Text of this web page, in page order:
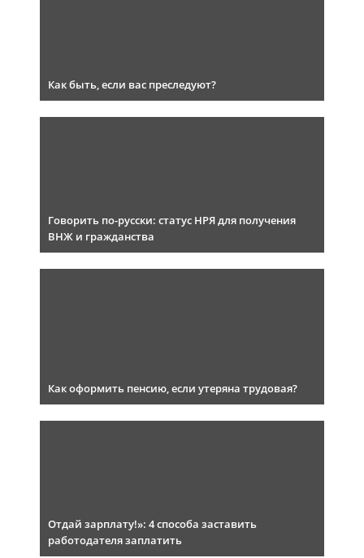
Как быть, если вас преследуют?
Говорить по-русски: статус НРЯ для получения
ВНЖ и гражданства
Как оформить пенсию, если утеряна трудовая?
Отдай зарплату!»: 4 способа заставить
работодателя заплатить